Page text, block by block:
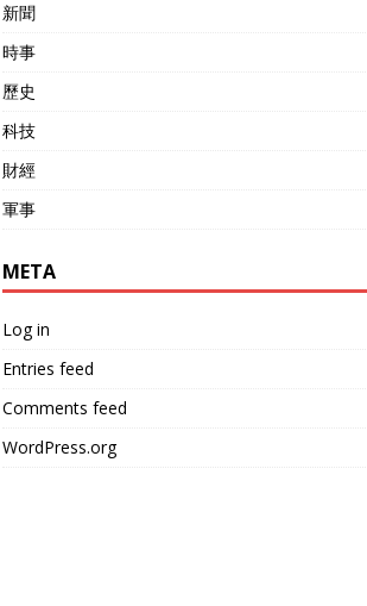
新聞
時事
歷史
科技
財經
軍事
META
Log in
Entries feed
Comments feed
WordPress.org